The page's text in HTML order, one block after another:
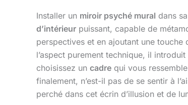
Installer un miroir psyché mural dans sa
d’intérieur puissant, capable de
perspectives et en ajoutant une
l’aspect purement technique, il
choisissez un cadre qui vous
finalement, n’est-il pas de se sentir à
perché dans cet écrin d’illusion et de